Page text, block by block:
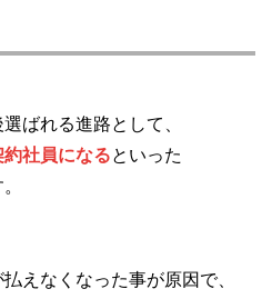
ばれる進路として、
社員になるといった
えなくなった事が原因で、